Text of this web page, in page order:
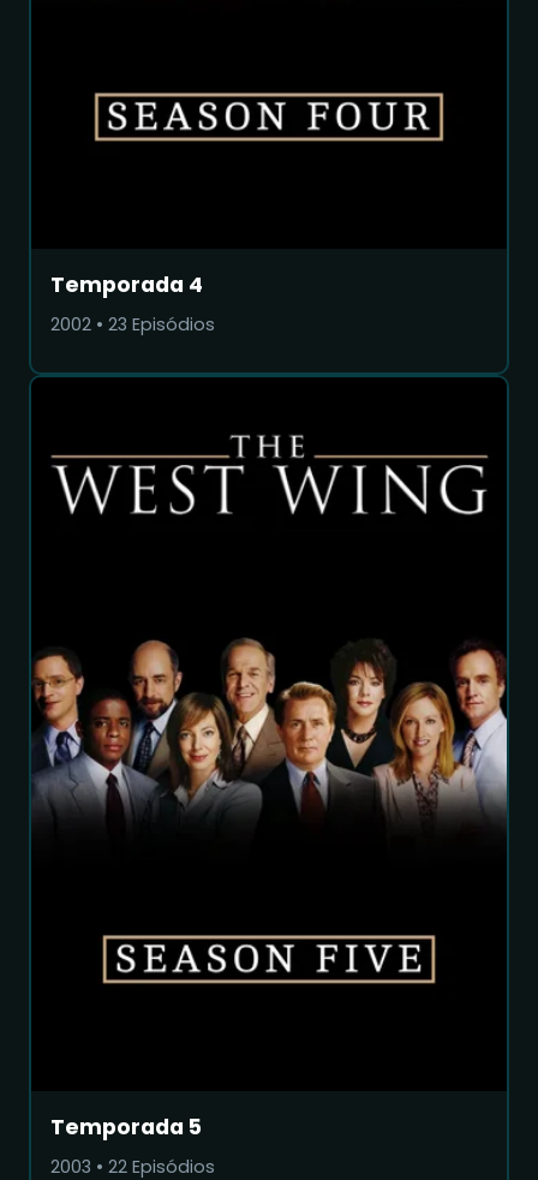
Temporada 4
2002 • 23 Episódios
Temporada 5
2003 • 22 Episódios